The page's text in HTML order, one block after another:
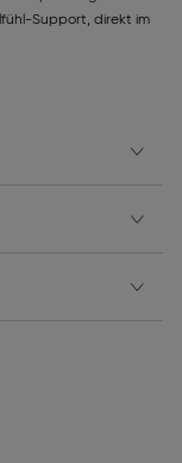
Support, direkt im